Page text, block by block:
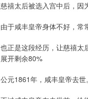
慈禧太后被选入宫中后，因
由于咸丰皇帝身体不好，常
也正是这段经历，让慈禧太
展开剩余80%
公元1861年，咸丰皇帝去世